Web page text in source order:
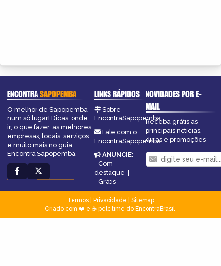
ENCONTRASAPOPEMBA
O melhor de Sapopemba
num só lugar! Dicas, onde
ir, o que fazer, as melhores
empresas, locais, serviços
e muito mais no guia
Encontra Sapopemba.
LINKS RÁPIDOS
Sobre
EncontraSapopemba
Fale com o
EncontraSapopemba
ANUNCIE:
Com
destaque |
Grátis
NOVIDADES POR E-
MAIL
Receba grátis as
principais notícias,
dicas e promoções
Termos| Privacidade
Sitemap
Criado com ❤️ e ☕ pelo time do EncontraBrasil